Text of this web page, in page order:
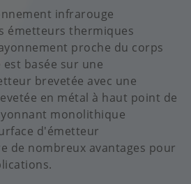
infrarouge
émetteurs thermiques
proche du corps
basée sur une
brevetée avec une
en métal à haut point de
monolithique
d'émetteur
de nombreux avantages pour